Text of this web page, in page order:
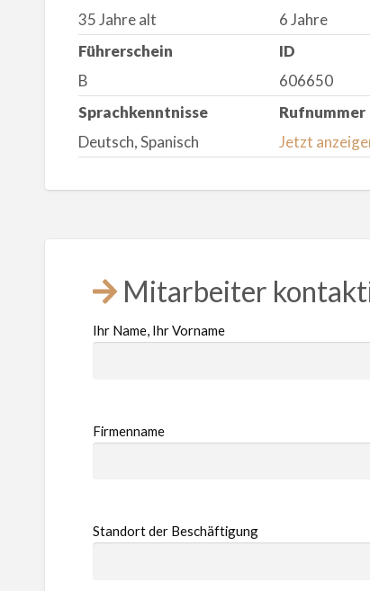
35 Jahre alt
6 Jahre
Führerschein
B
ID
606650
Sprachkenntnisse
Deutsch, Spanisch
Rufnummer
Jetzt
Mitarbeiter
Ihr Name, Ihr Vorname
Firmenname
Standort der Beschäftigung